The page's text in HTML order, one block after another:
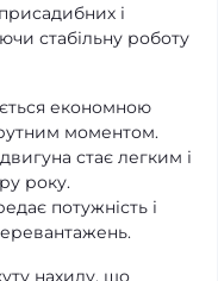
і
стабільну роботу
економною
моментом.
стає легким і
року.
потужність і
нахилу, що